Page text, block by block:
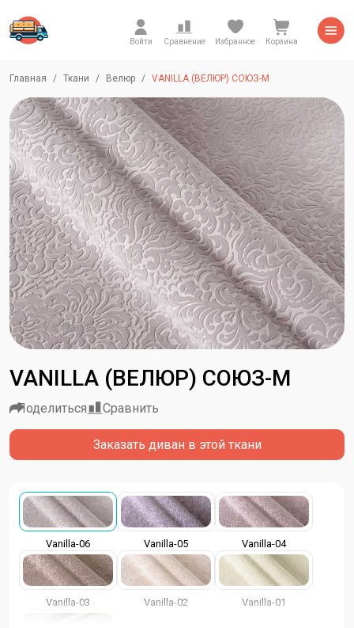
Войти Сравнение Избранное Корзина
Главная Ткани Велюр VANILLA (ВЕЛЮР) СОЮЗ-М
Vanilla-06
VANILLA (ВЕЛЮР) СОЮЗ-М
Заказать диван в этой ткани
Поделиться Сравнить
Vanilla-06 Vanilla-05 Vanilla-04
Vanilla-03 Vanilla-02 Vanilla-01